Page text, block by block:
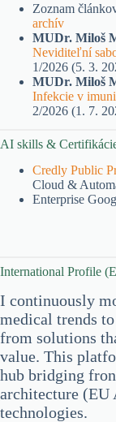
Zoznam
archív
MUDr. Miloš
Neviditeľní
1/2026 (5. 3.
MUDr. Miloš
Infekcie v
2/2026 (1. 7.
AI skills &
Credly Public
Cloud &
Enterprise
International Profile
I continuously
medical trends
from solutions
value. This
hub bridging
architecture (EU
technologies.